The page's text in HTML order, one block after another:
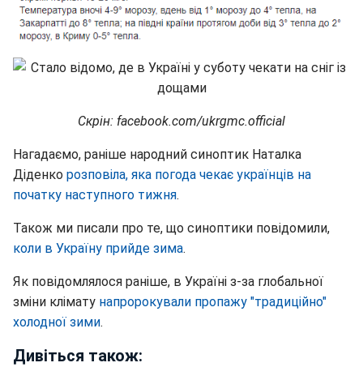
Скрін: facebook.com/ukrgmc.official
Нагадаємо, раніше народний синоптик Наталка
Діденко розповіла, яка погода чекає українців на
початку наступного тижня.
Також ми писали про те, що синоптики повідомили,
коли в Україну прийде зима.
Як повідомлялося раніше, в Україні з-за глобальної
зміни клімату напророкували пропажу "традиційно"
холодної зими.
Дивіться також: